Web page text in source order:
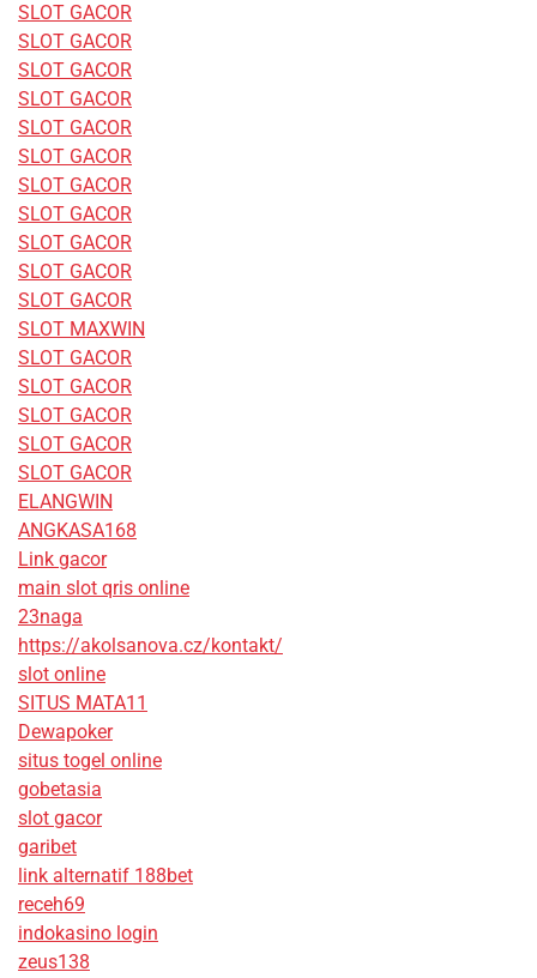
SLOT GACOR
SLOT GACOR
SLOT GACOR
SLOT GACOR
SLOT GACOR
SLOT GACOR
SLOT GACOR
SLOT GACOR
SLOT GACOR
SLOT GACOR
SLOT GACOR
SLOT MAXWIN
SLOT GACOR
SLOT GACOR
SLOT GACOR
SLOT GACOR
SLOT GACOR
ELANGWIN
ANGKASA168
Link gacor
main slot qris online
23naga
https://akolsanova.cz/kontakt/
slot online
SITUS MATA11
Dewapoker
situs togel online
gobetasia
slot gacor
garibet
link alternatif 188bet
receh69
indokasino login
zeus138